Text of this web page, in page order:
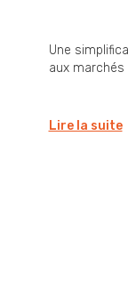
Une
aux marchés
Lire la suite